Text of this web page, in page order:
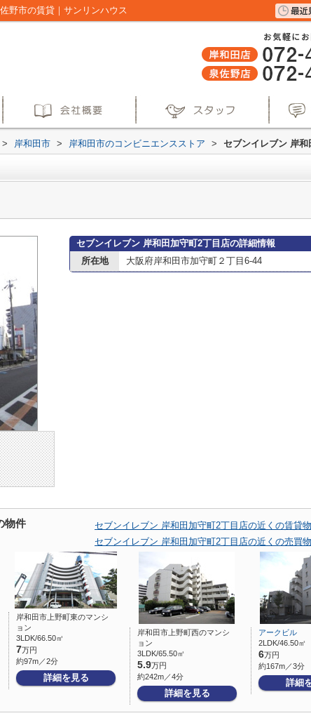
野市の賃貸｜サンリンハウス
> 岸和田市 > 岸和田市のコンビニエンスストア > セブンイレブン 岸
セブンイレブン 岸和田加守町2丁目店の詳細情報
所在地
大阪府岸和田市加守町２丁目6-44
物件
セブンイレブン 岸和田加守町2丁目店の近くの賃貸
セブンイレブン 岸和田加守町2丁目店の近くの売買
岸和田市上野町東のマンシ
ョン
3LDK/66.50㎡
7万円
約97m／2分
詳細を見る
岸和田市上野町西のマンシ
ョン
3LDK/65.50㎡
5.9万円
約242m／4分
詳細を見る
アークビル
2LDK/46.50㎡
6万円
約167m／3分
詳細